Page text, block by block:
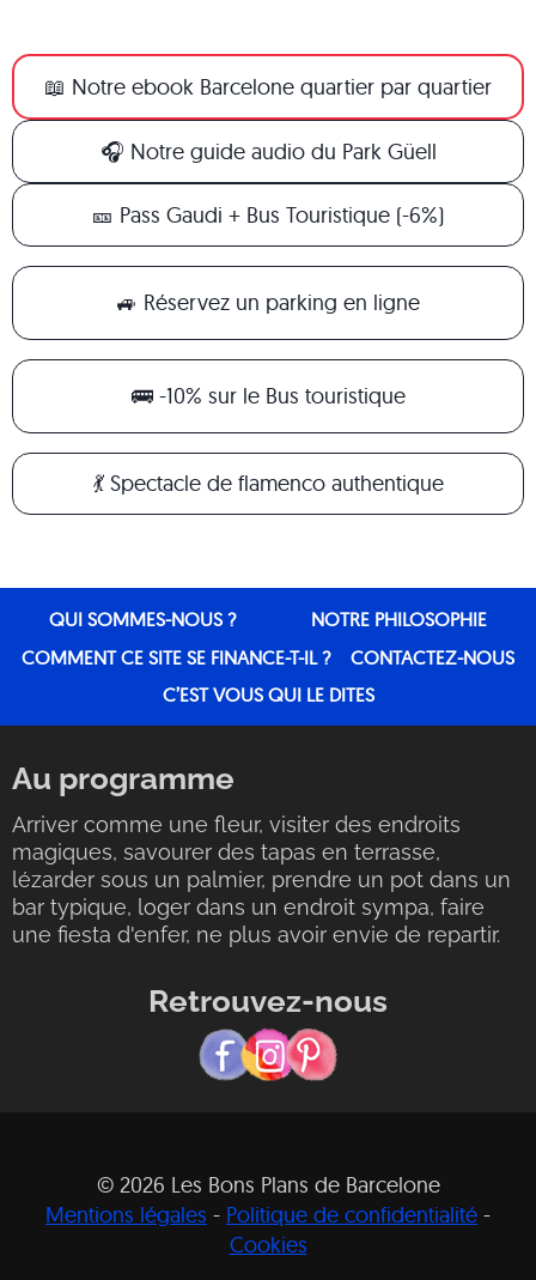
📖 Notre ebook Barcelone quartier par quartier
🎧 Notre guide audio du Park Güell
🎫 Pass Gaudi + Bus Touristique (-6%)
🚙 Réservez un parking en ligne
🚌 -10% sur le Bus touristique
💃 Spectacle de flamenco authentique
QUI SOMMES-NOUS ?
NOTRE PHILOSOPHIE
COMMENT CE SITE SE FINANCE-T-IL ?
CONTACTEZ-NOUS
C’EST VOUS QUI LE DITES
Au programme
Arriver comme une fleur, visiter des endroits
magiques, savourer des tapas en terrasse,
lézarder sous un palmier, prendre un pot dans un
bar typique, loger dans un endroit sympa, faire
une fiesta d'enfer, ne plus avoir envie de repartir.
Retrouvez-nous
© 2026 Les Bons Plans de Barcelone
Mentions légales - Politique de confidentialité -
Cookies